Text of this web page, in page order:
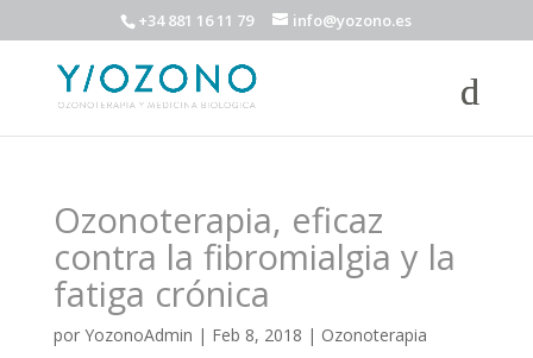
+34 881 16 11 79 info@yozono.es
Ozonoterapia, eficaz
contra la fibromialgia y la
fatiga crónica
por YozonoAdmin | Feb 8, 2018 | Ozonoterapia